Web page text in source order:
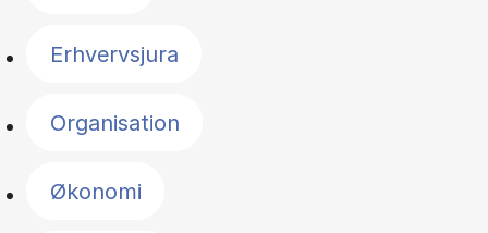
Erhvervsjura
Organisation
Økonomi